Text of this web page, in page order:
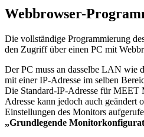
Webbrowser-
Die vollständige Programmierung
den Zugriff über einen PC mit
Der PC muss an dasselbe LAN wie
mit einer IP-Adresse im selben
Die Standard-IP-Adresse für MEET
Adresse kann jedoch auch geändert
Einstellungen des Monitors
„Grundlegende